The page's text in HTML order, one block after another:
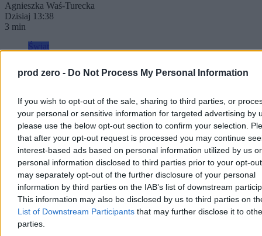
prod zero - Do Not Process My Personal Information
If you wish to opt-out of the sale, sharing to third parties, or
your personal or sensitive information for targeted advertising by
please use the below opt-out section to confirm your selection.
that after your opt-out request is processed you may continue
interest-based ads based on personal information utilized by us or
personal information disclosed to third parties prior to your opt-
may separately opt-out of the further disclosure of your personal
information by third parties on the IAB’s list of downstream
This information may also be disclosed by us to third parties on
List of Downstream Participants that may further disclose it to
parties.
Agnieszka Waś-Turecka
Dzisiaj 13:38
3 min
FIFA broni Infantino. Wydano specjalny